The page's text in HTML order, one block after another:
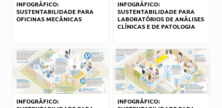
INFOGRÁFICO:
SUSTENTABILIDADE PARA
OFICINAS MECÂNICAS
INFOGRÁFICO:
SUSTENTABILIDADE PARA
LABORATÓRIOS DE ANÁLISES
CLÍNICAS E DE PATOLOGIA
INFOGRÁFICO:
INFOGRÁFICO: